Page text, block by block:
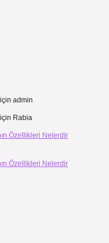
admin
Rabia
Özellikleri Nelerdir
Özellikleri Nelerdir